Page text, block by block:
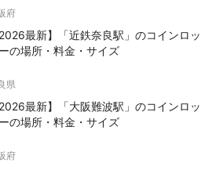
府
2026最新】「近鉄奈良駅」のコインロッ
の場所・料金・サイズ
県
2026最新】「大阪難波駅」のコインロッ
の場所・料金・サイズ
府